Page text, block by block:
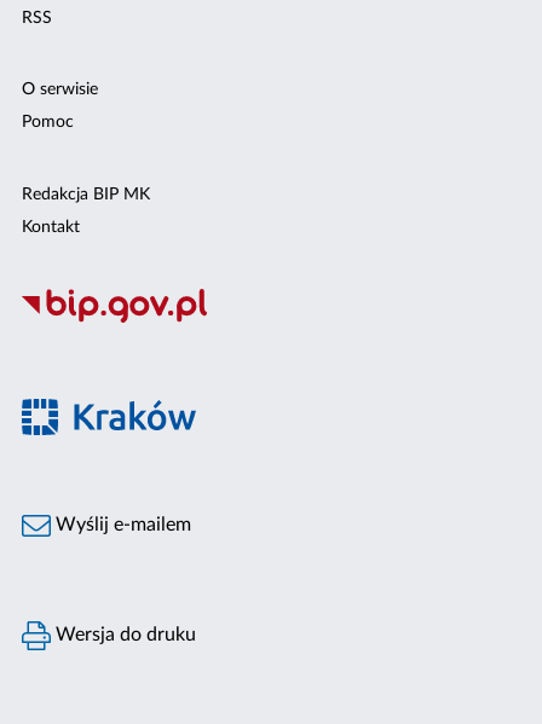
RSS
O serwisie
Pomoc
Redakcja BIP MK
Kontakt
Wyślij e-mailem
Wersja do druku